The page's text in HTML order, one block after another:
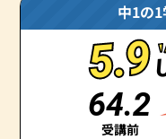
中1の
5.9
5.9
64.2
受講前